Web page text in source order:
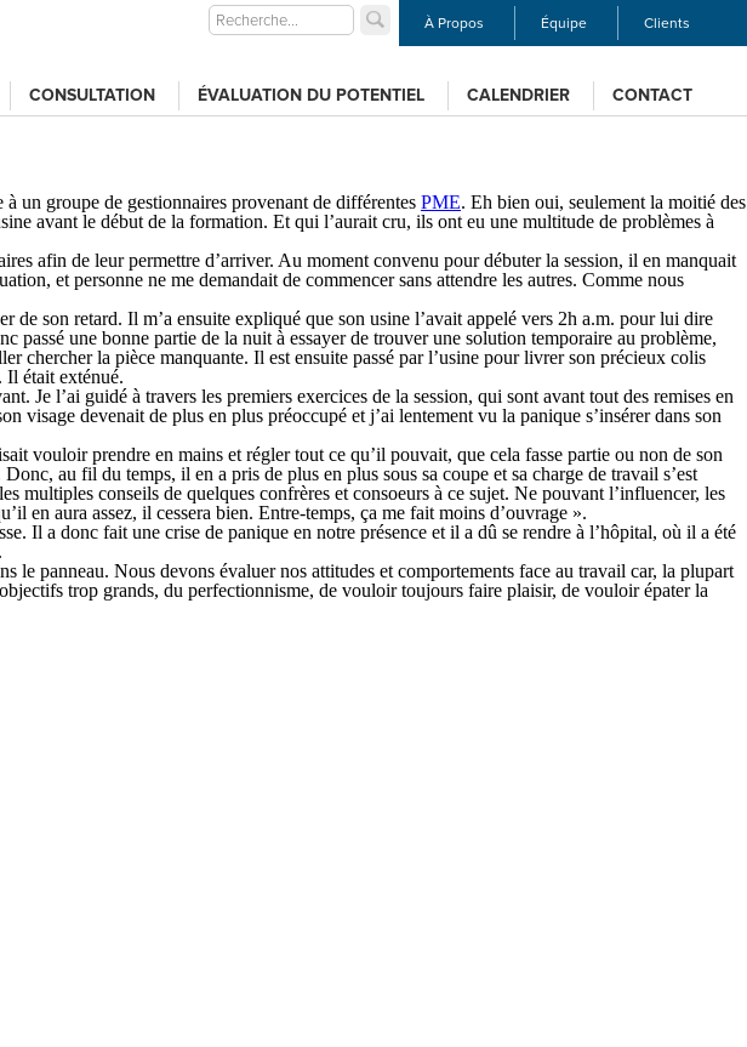
À Propos Équipe Clients
CONSULTATION ÉVALUATION DU POTENTIEL CALENDRIER
CONTACT
un groupe de gestionnaires provenant de différentes PME. Eh bien oui, seulement la moitié des
avant le début de la formation. Et qui l’aurait cru, ils ont eu une multitude de problèmes à
afin de leur permettre d’arriver. Au moment convenu pour débuter la session, il en manquait
et personne ne me demandait de commencer sans attendre les autres. Comme nous
son retard. Il m’a ensuite expliqué que son usine l’avait appelé vers 2h a.m. pour lui dire
passé une bonne partie de la nuit à essayer de trouver une solution temporaire au problème,
chercher la pièce manquante. Il est ensuite passé par l’usine pour livrer son précieux colis
Il était exténué.
Je l’ai guidé à travers les premiers exercices de la session, qui sont avant tout des remises en
visage devenait de plus en plus préoccupé et j’ai lentement vu la panique s’insérer dans son
vouloir prendre en mains et régler tout ce qu’il pouvait, que cela fasse partie ou non de son
au fil du temps, il en a pris de plus en plus sous sa coupe et sa charge de travail s’est
multiples conseils de quelques confrères et consoeurs à ce sujet. Ne pouvant l’influencer, les
en aura assez, il cessera bien. Entre-temps, ça me fait moins d’ouvrage ».
Il a donc fait une crise de panique en notre présence et il a dû se rendre à l’hôpital, où il a été
le panneau. Nous devons évaluer nos attitudes et comportements face au travail car, la plupart
trop grands, du perfectionnisme, de vouloir toujours faire plaisir, de vouloir épater la